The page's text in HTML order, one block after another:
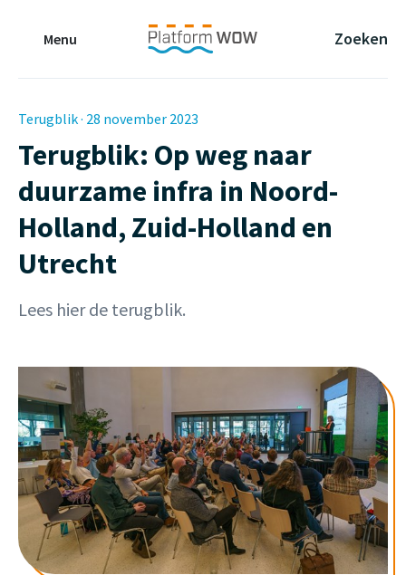
Menu
Zoeken
Terugblik · 28 november 2023
Terugblik: Op weg naar
duurzame infra in Noord-
Holland, Zuid-Holland en
Utrecht
Lees hier de terugblik.